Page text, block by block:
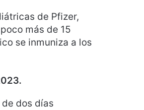
de Pfizer,
más de 15
se inmuniza a los
dos días